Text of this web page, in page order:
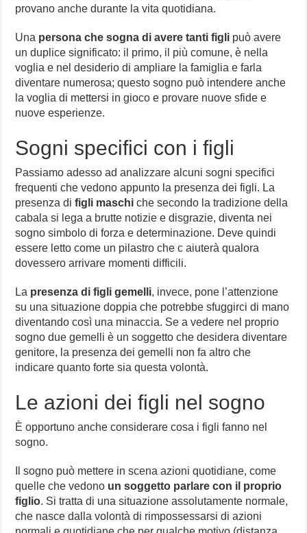
provano anche durante la vita quotidiana.
Una persona che sogna di avere tanti figli può avere
un duplice significato: il primo, il più comune, è nella
voglia e nel desiderio di ampliare la famiglia e farla
diventare numerosa; questo sogno può intendere anche
la voglia di mettersi in gioco e provare nuove sfide e
nuove esperienze.
Sogni specifici con i figli
Passiamo adesso ad analizzare alcuni sogni specifici
frequenti che vedono appunto la presenza dei figli. La
presenza difigli maschi che secondo la tradizione della
cabala si lega a brutte notizie e disgrazie, diventa nei
sogno simbolo di forza e determinazione. Deve quindi
essere letto come un pilastro che c aiuterà qualora
dovessero arrivare momenti difficili.
La presenza di figli gemelli, invece, pone l’attenzione
su una situazione doppia che potrebbe sfuggirci di mano
diventando così una minaccia. Se a vedere nel proprio
sogno due gemelli è un soggetto che desidera diventare
genitore, la presenza dei gemelli non fa altro che
indicare quanto forte sia questa volontà.
Le azioni dei figli nel sogno
È opportuno anche considerare cosa i figli fanno nel
sogno.
Il sogno può mettere in scena azioni quotidiane, come
quelle che vedono un soggetto parlare con il proprio
figlio. Si tratta di una situazione assolutamente normale,
che nasce dalla volontà di rimpossessarsi di azioni